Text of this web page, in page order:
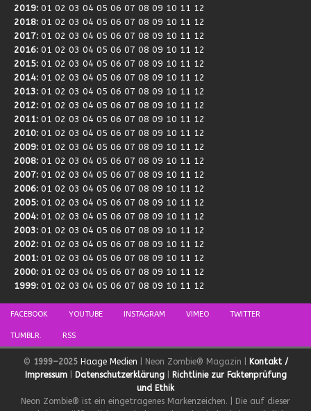
2019: 01 02 03 04 05 06 07 08 09 10 11 12
2018: 01 02 03 04 05 06 07 08 09 10 11 12
2017: 01 02 03 04 05 06 07 08 09 10 11 12
2016: 01 02 03 04 05 06 07 08 09 10 11 12
2015: 01 02 03 04 05 06 07 08 09 10 11 12
2014: 01 02 03 04 05 06 07 08 09 10 11 12
2013: 01 02 03 04 05 06 07 08 09 10 11 12
2012: 01 02 03 04 05 06 07 08 09 10 11 12
2011: 01 02 03 04 05 06 07 08 09 10 11 12
2010: 01 02 03 04 05 06 07 08 09 10 11 12
2009: 01 02 03 04 05 06 07 08 09 10 11 12
2008: 01 02 03 04 05 06 07 08 09 10 11 12
2007: 01 02 03 04 05 06 07 08 09 10 11 12
2006: 01 02 03 04 05 06 07 08 09 10 11 12
2005: 01 02 03 04 05 06 07 08 09 10 11 12
2004: 01 02 03 04 05 06 07 08 09 10 11 12
2003: 01 02 03 04 05 06 07 08 09 10 11 12
2002: 01 02 03 04 05 06 07 08 09 10 11 12
2001: 01 02 03 04 05 06 07 08 09 10 11 12
2000: 01 02 03 04 05 06 07 08 09 10 11 12
1999: 01 02 03 04 05 06 07 08 09 10 11 12
FACEBOOK YOUTUBE INSTAGRAM VIMEO TWITTER
TUMBLR. RSS
© 1999–2025 Haage Medien | Neon Zombie® Magazin |
Kontakt /
Impressum| Datenschutzerklärung|
Richtlinie zur Faktenprüfung
und Ethik
Neon Zombie® ist ein eingetragenes Markenzeichen. | Die auf dieser